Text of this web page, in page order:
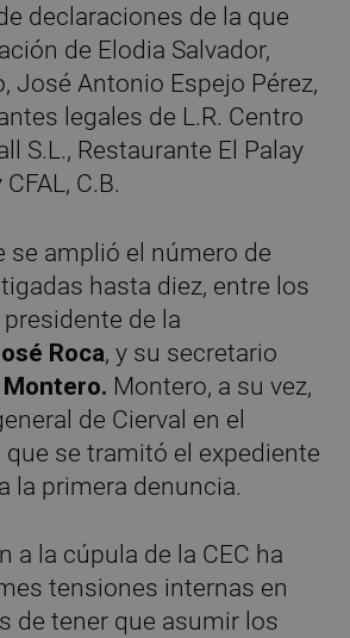
declaraciones de la que
de Elodia Salvador,
José Antonio Espejo Pérez,
legales de L.R. Centro
S.L., Restaurante El Palay
C.B.
se amplió el número de
hasta diez, entre los
de la
Roca, y su secretario
Montero. Montero, a su vez,
de Cierval en el
se tramitó el expediente
la primera denuncia.
a la cúpula de la CEC ha
tensiones internas en
de tener que asumir los